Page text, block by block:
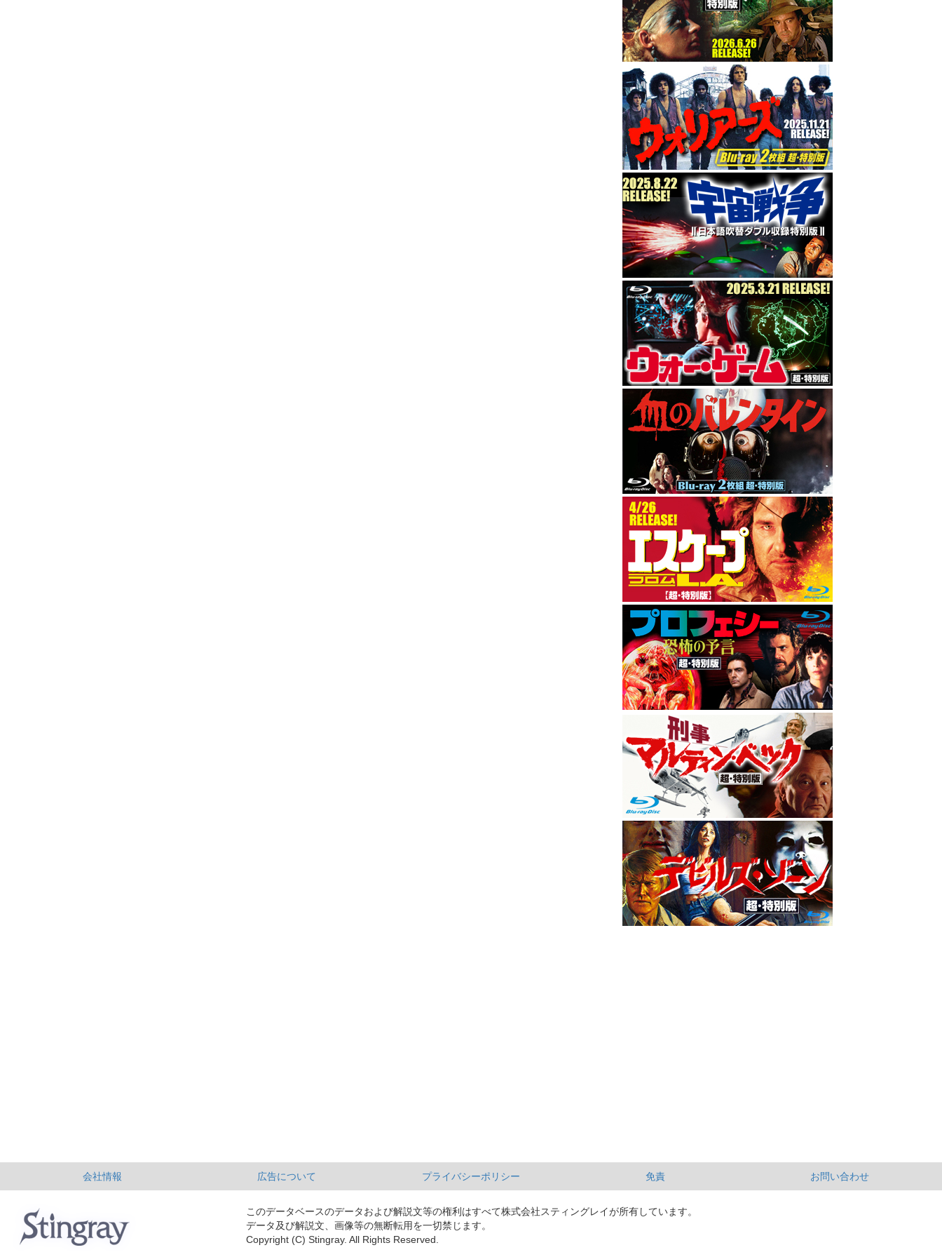
会社情報 広告について プライバシーポリシー 免責 お問い合わせ
このデータベースのデータおよび解説文等の権利はすべて株式会社スティングレイが所有しています。
データ及び解説文、画像等の無断転用を一切禁じます。
Copyright (C) Stingray. All Rights Reserved.